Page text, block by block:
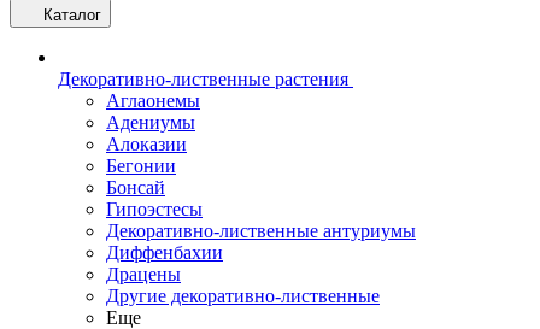
Каталог
Декоративно-лиственные растения
Аглаонемы
Адениумы
Алоказии
Бегонии
Бонсай
Гипоэстесы
Декоративно-лиственные антуриумы
Диффенбахии
Драцены
Другие декоративно-лиственные
Еще